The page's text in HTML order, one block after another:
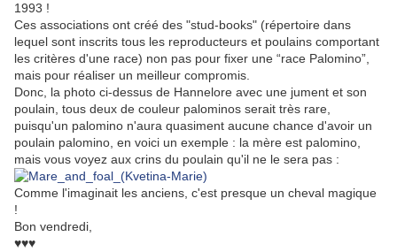
1993 !
Ces associations ont créé des "stud-books" (répertoire dans
lequel sont inscrits tous les reproducteurs et poulains comportant
les critères d'une race) non pas pour fixer une “race Palomino”,
mais pour réaliser un meilleur compromis.
Donc, la photo ci-dessus de Hannelore avec une jument et son
poulain, tous deux de couleur palominos serait très rare,
puisqu'un palomino n'aura quasiment aucune chance d'avoir un
poulain palomino, en voici un exemple : la mère est palomino,
mais vous voyez aux crins du poulain qu'il ne le sera pas :
Comme l'imaginait les anciens, c'est presque un cheval magique
!
Bon vendredi,
♥♥♥